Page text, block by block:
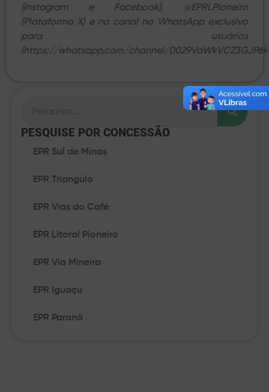
PESQUISE POR CONCESSÃO​
EPR Sul de Minas
EPR Triangulo
EPR Vias do Café
EPR Litoral Pioneiro
EPR Via Mineira
EPR Iguaçu
EPR Paraná
(Instagram e Facebook), @EPRLPioneiro
(Plataforma X) e no canal no WhatsApp exclusivo
para usuários
(https://whatsapp.com/channel/